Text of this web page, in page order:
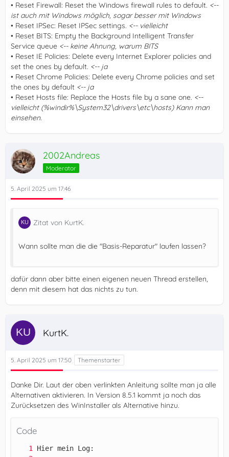
• Reset Firewall: Reset the Windows firewall rules to default. <--
ist auch mit Windows möglich, sogar besser mit Windows
• Reset IPSec: Reset IPSec settings. <-- vielleicht
• Reset BITS: Empty the Background Intelligent Transfer
Service queue <-- keine Ahnung, warum BITS
• Reset IE Policies: Delete every Internet Explorer policies and
set the ones by default. <-- ja
• Reset Chrome Policies: Delete every Chrome policies and set
the ones by default <-- ja
• Reset Hosts file: Replace the Hosts file by a sane one. <--
vielleicht (%windir%\System32\drivers\etc\hosts) Kann man
einsehen.
2002Andreas
Moderator
5. April 2025 um 17:46
Zitat von KurtK.
Wann sollte man die die "Basis-Reparatur" laufen lassen?
dafür dann aber bitte einen eigenen neuen Thread erstellen,
denn mit diesem hat das nichts zu tun.
KurtK.
5. April 2025 um 17:50
Danke Dir. Laut der oben verlinkten Anleitung sollte man ja alle
Alternativen aktivieren. In Version 8.5.1 kommt ja noch das
Zurücksetzen des WinInstaller als Alternative hinzu.
Code